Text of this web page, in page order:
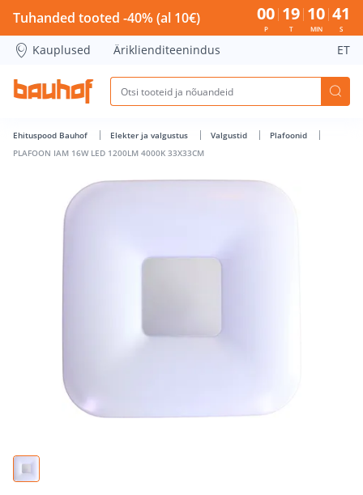
PLAFOON IAM 16W LED 1200LM 4000K 33X33CM - Bauhof
Tuhanded tooted -40% (al 10€) 00
P
19
T
10
MIN
40
S
Kauplused Äriklienditeenindus ET
Ehituspood Bauhof Elekter ja valgustus Valgustid
Plafoonid
PLAFOON IAM 16W LED 1200LM 4000K 33X33CM